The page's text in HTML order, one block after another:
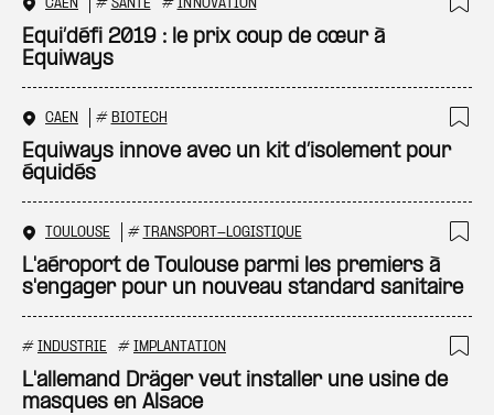
CAEN # SANTÉ # INNOVATION
Equi’défi 2019 : le prix coup de cœur à
Equiways
CAEN # BIOTECH
Equiways innove avec un kit d’isolement pour
équidés
TOULOUSE # TRANSPORT-LOGISTIQUE
L'aéroport de Toulouse parmi les premiers à
s'engager pour un nouveau standard sanitaire
# INDUSTRIE # IMPLANTATION
L'allemand Dräger veut installer une usine de
masques en Alsace